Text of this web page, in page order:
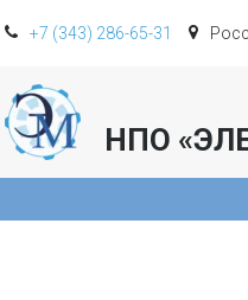
+7 (343) 286-65-31
НПО